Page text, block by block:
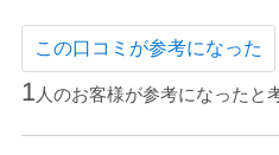
この口コミが参考になった
1人のお客様が参考になったと